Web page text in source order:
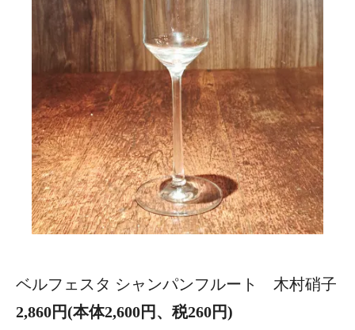
ベルフェスタ シャンパンフルート 木村硝子
2,860円(本体2,600円、税260円)